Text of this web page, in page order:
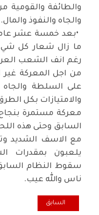
والطائفة والقومية
والجاه والنفوذ والمال.
•بعد خمسة عشر
ما زال شعار كل
رغم انف الشعب
من اجل المعركة غير
على السلطة والجاه
والامتيازات بكل
معركة مستمرة
السابق وحتى هذه
مع الاسف الشديد
يلعبون بمقدرات
سقوط النظام
ناس والله عيب.
المقال السابق: أكول..
السابق